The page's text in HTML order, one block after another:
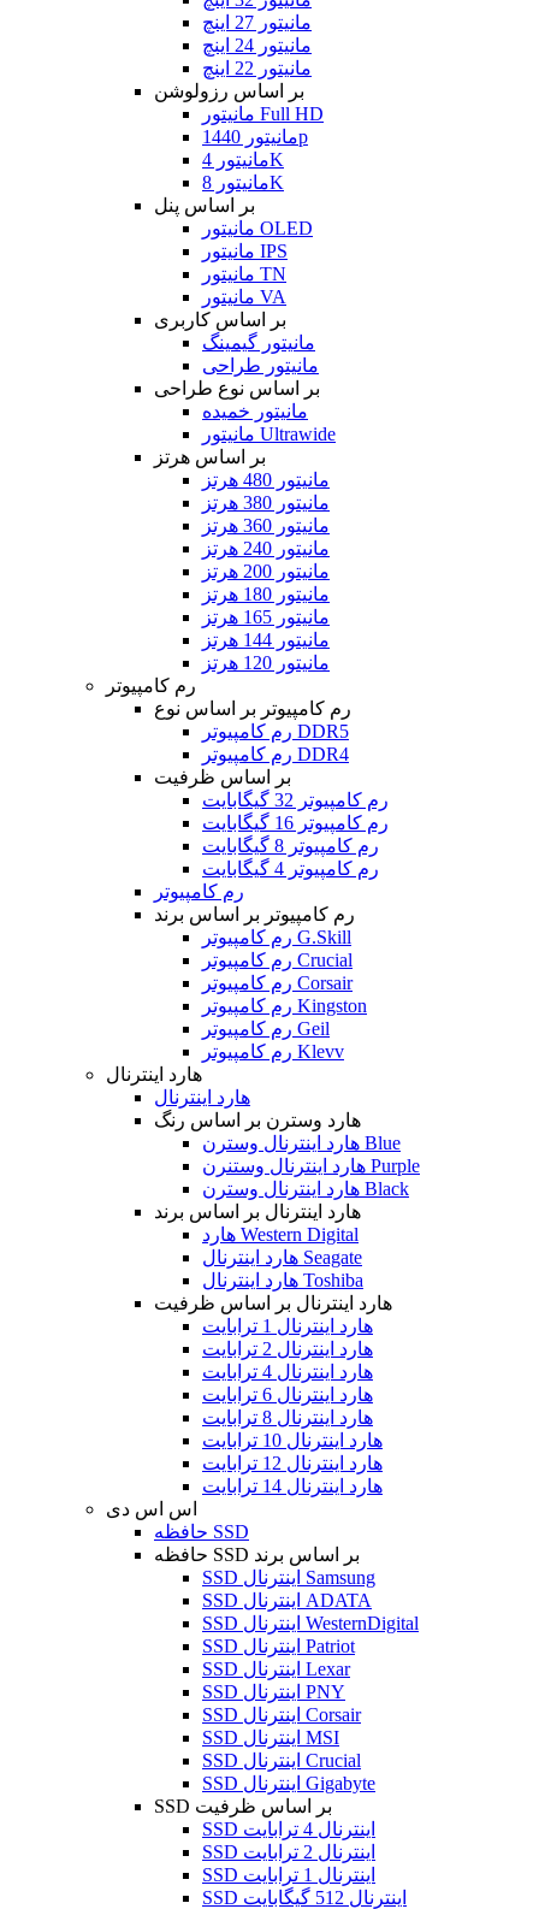
مانیتور 27 اینچ
مانیتور 24 اینچ
مانیتور 22 اینچ
بر اساس رزولوشن
مانیتور Full HD
مانیتور 1440p
مانیتور 4K
مانیتور 8K
بر اساس پنل
مانیتور OLED
مانیتور IPS
مانیتور TN
مانیتور VA
بر اساس کاربری
مانیتور گیمینگ
مانیتور طراحی
بر اساس نوع طراحی
مانیتور خمیده
مانیتور Ultrawide
بر اساس هرتز
مانیتور 480 هرتز
مانیتور 380 هرتز
مانیتور 360 هرتز
مانیتور 240 هرتز
مانیتور 200 هرتز
مانیتور 180 هرتز
مانیتور 165 هرتز
مانیتور 144 هرتز
مانیتور 120 هرتز
رم کامپیوتر
رم کامپیوتر بر اساس نوع
رم کامپیوتر DDR5
رم کامپیوتر DDR4
بر اساس ظرفیت
رم کامپیوتر 32 گیگابایت
رم کامپیوتر 16 گیگابایت
رم کامپیوتر 8 گیگابایت
رم کامپیوتر 4 گیگابایت
رم کامپیوتر
رم کامپیوتر بر اساس برند
رم کامپیوتر G.Skill
رم کامپیوتر Crucial
رم کامپیوتر Corsair
رم کامپیوتر Kingston
رم کامپیوتر Geil
رم کامپیوتر Klevv
هارد اینترنال
هارد اینترنال
هارد وسترن بر اساس رنگ
هارد اینترنال وسترن Blue
هارد اینترنال وستنرن Purple
هارد اینترنال وسترن Black
هارد اینترنال بر اساس برند
هارد Western Digital
هارد اینترنال Seagate
هارد اینترنال Toshiba
هارد اینترنال بر اساس ظرفیت
هارد اینترنال 1 ترابایت
هارد اینترنال 2 ترابایت
هارد اینترنال 4 ترابایت
هارد اینترنال 6 ترابایت
هارد اینترنال 8 ترابایت
هارد اینترنال 10 ترابایت
هارد اینترنال 12 ترابایت
هارد اینترنال 14 ترابایت
اس اس دی
حافظه SSD
حافظه SSD بر اساس برند
SSD اینترنال Samsung
SSD اینترنال ADATA
SSD اینترنال WesternDigital
SSD اینترنال Patriot
SSD اینترنال Lexar
SSD اینترنال PNY
SSD اینترنال Corsair
SSD اینترنال MSI
SSD اینترنال Crucial
SSD اینترنال Gigabyte
SSD بر اساس ظرفیت
SSD اینترنال 4 ترابایت
SSD اینترنال 2 ترابایت
SSD اینترنال 1 ترابایت
SSD اینترنال 512 گیگابایت